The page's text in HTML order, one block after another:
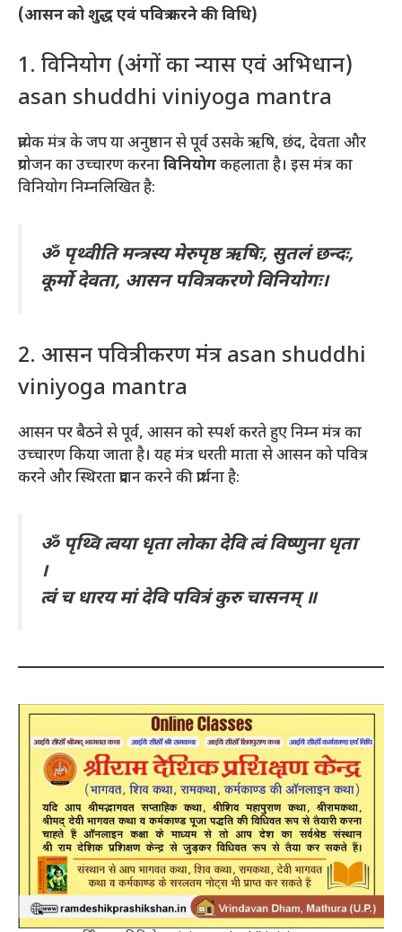
(आसन को शुद्ध एवं पवित्र करने की विधि)
1. विनियोग (अंगों का न्यास एवं अभिधान)
asan shuddhi viniyoga mantra
प्रत्येक मंत्र के जप या अनुष्ठान से पूर्व उसके ऋषि, छंद, देवता और
प्रयोजन का उच्चारण करनाविनियोगकहलाता है। इस मंत्र का
विनियोग निम्नलिखित है:
ॐ पृथ्वीति मन्त्रस्य मेरुपृष्ठ ऋषिः, सुतलं छन्दः,
कूर्मो देवता, आसन पवित्रकरणे विनियोगः।
2. आसन पवित्रीकरण मंत्र asan shuddhi
viniyoga mantra
आसन पर बैठने से पूर्व, आसन को स्पर्श करते हुए निम्न मंत्र का
उच्चारण किया जाता है। यह मंत्र धरती माता से आसन को पवित्र
करने और स्थिरता प्रदान करने की प्रार्थना है:
ॐ पृथ्वि त्वया धृता लोका देवि त्वं विष्णुना धृता
।
त्वं च धारय मां देवि पवित्रं कुरु चासनम् ॥